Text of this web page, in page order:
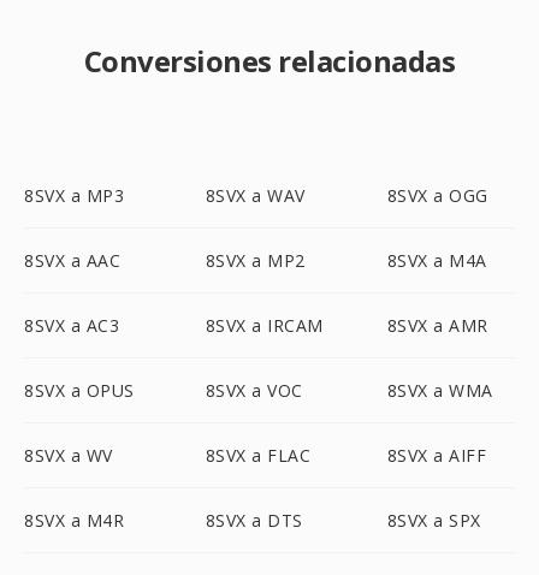
Conversiones relacionadas
8SVX a MP3 8SVX a WAV 8SVX a OGG
8SVX a AAC 8SVX a MP2 8SVX a M4A
8SVX a AC3 8SVX a IRCAM 8SVX a AMR
8SVX a OPUS 8SVX a VOC 8SVX a WMA
8SVX a WV 8SVX a FLAC 8SVX a AIFF
8SVX a M4R 8SVX a DTS 8SVX a SPX